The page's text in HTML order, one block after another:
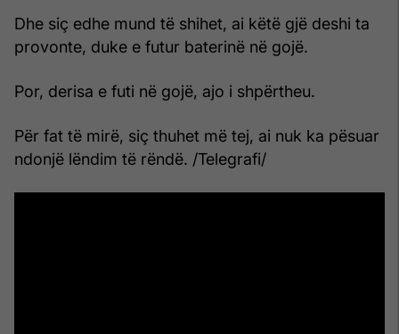
Dhe siç edhe mund të shihet, ai këtë gjë deshi ta
provonte, duke e futur baterinë në gojë.
Por, derisa e futi në gojë, ajo i shpërtheu.
Për fat të mirë, siç thuhet më tej, ai nuk ka pësuar
ndonjë lëndim të rëndë. /Telegrafi/